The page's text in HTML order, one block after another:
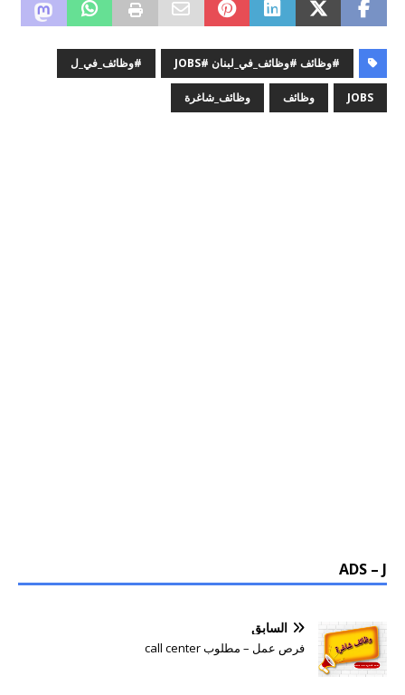
#وظائف #وظائف_في_لبنان #JOBS #وظائف_في_ل
JOBS وظائف وظائف_شاغرة
ADS – J
السابق
فرص عمل – مطلوب call center